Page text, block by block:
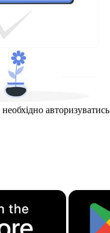
авторизуватись